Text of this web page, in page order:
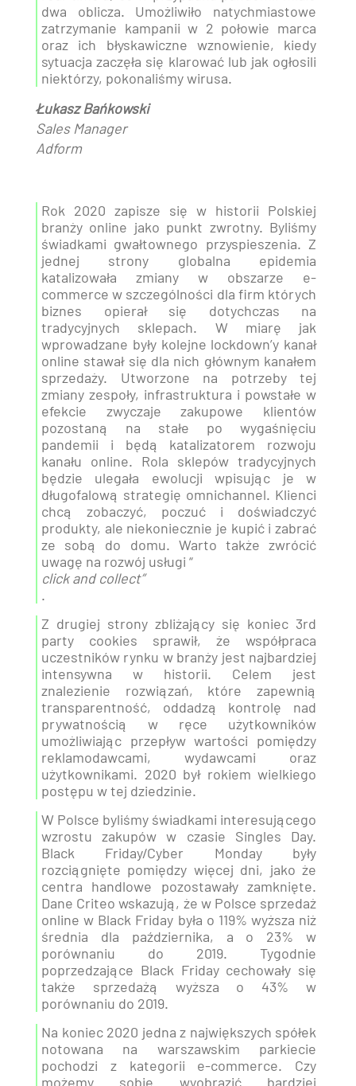
dwa oblicza. Umożliwiło natychmiastowe
zatrzymanie kampanii w 2 połowie marca
oraz ich błyskawiczne wznowienie, kiedy
sytuacja zaczęła się klarować lub jak ogłosili
niektórzy, pokonaliśmy wirusa.
Łukasz Bańkowski
Sales Manager
Adform
Rok 2020 zapisze się w historii Polskiej
branży online jako punkt zwrotny. Byliśmy
świadkami gwałtownego przyspieszenia. Z
jednej strony globalna epidemia
katalizowała zmiany w obszarze e-
commerce w szczególności dla firm których
biznes opierał się dotychczas na
tradycyjnych sklepach. W miarę jak
wprowadzane były kolejne lockdown’y kanał
online stawał się dla nich głównym kanałem
sprzedaży. Utworzone na potrzeby tej
zmiany zespoły, infrastruktura i powstałe w
efekcie zwyczaje zakupowe klientów
pozostaną na stałe po wygaśnięciu
pandemii i będą katalizatorem rozwoju
kanału online. Rola sklepów tradycyjnych
będzie ulegała ewolucji wpisując je w
długofalową strategię omnichannel. Klienci
chcą zobaczyć, poczuć i doświadczyć
produkty, ale niekoniecznie je kupić i zabrać
ze sobą do domu. Warto także zwrócić
uwagę na rozwój usługi “
click and collect”
.
Z drugiej strony zbliżający się koniec 3rd
party cookies sprawił, że współpraca
uczestników rynku w branży jest najbardziej
intensywna w historii. Celem jest
znalezienie rozwiązań, które zapewnią
transparentność, oddadzą kontrolę nad
prywatnością w ręce użytkowników
umożliwiając przepływ wartości pomiędzy
reklamodawcami, wydawcami oraz
użytkownikami. 2020 był rokiem wielkiego
postępu w tej dziedzinie.
W Polsce byliśmy świadkami interesującego
wzrostu zakupów w czasie Singles Day.
Black Friday/Cyber Monday były
rozciągnięte pomiędzy więcej dni, jako że
centra handlowe pozostawały zamknięte.
Dane Criteo wskazują, że w Polsce sprzedaż
online w Black Friday była o 119% wyższa niż
średnia dla października, a o 23% w
porównaniu do 2019. Tygodnie
poprzedzające Black Friday cechowały się
także sprzedażą wyższa o 43% w
porównaniu do 2019.
Na koniec 2020 jedna z największych spółek
notowana na warszawskim parkiecie
pochodzi z kategorii e-commerce. Czy
możemy sobie wyobrazić bardziej